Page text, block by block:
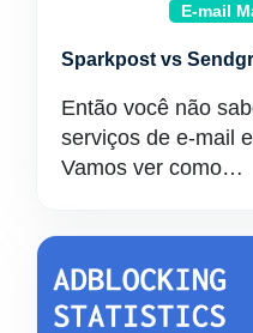
E-mail
Sparkpost vs
Então você não
serviços de e-mail
Vamos ver como…